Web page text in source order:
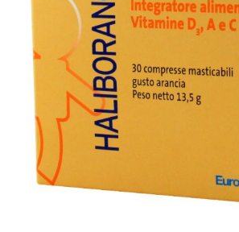
immagini